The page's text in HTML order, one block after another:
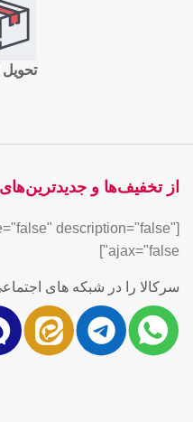
از تخفیف‌ها و
description="false"
ajax="false"]
سرکالا را در شبکه های